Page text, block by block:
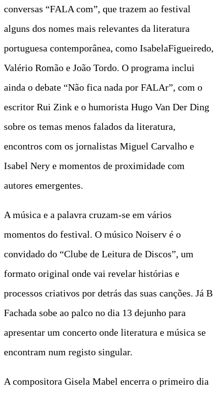
conversas “FALA com”, que trazem ao festival
alguns dos nomes mais relevantes da literatura
portuguesa contemporânea, como IsabelaFigueiredo,
Valério Romão e João Tordo. O programa inclui
ainda o debate “Não fica nada por FALAr”, com o
escritor Rui Zink e o humorista Hugo Van Der Ding
sobre os temas menos falados da literatura,
encontros com os jornalistas Miguel Carvalho e
Isabel Nery e momentos de proximidade com
autores emergentes.
A música e a palavra cruzam-se em vários
momentos do festival. O músico Noiserv é o
convidado do “Clube de Leitura de Discos”, um
formato original onde vai revelar histórias e
processos criativos por detrás das suas canções. Já B
Fachada sobe ao palco no dia 13 dejunho para
apresentar um concerto onde literatura e música se
encontram num registo singular.
A compositora Gisela Mabel encerra o primeiro dia